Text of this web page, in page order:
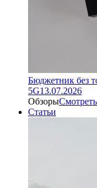
Бюджетник без
5G13.07.2026
Обзоры
Статьи